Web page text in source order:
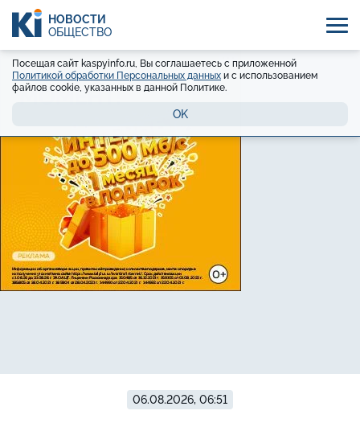
НОВОСТИ
ОБЩЕСТВО
Посещая сайт kaspyinfo.ru, Вы соглашаетесь с приложенной
Политикой обработки Персональных данных и с использованием
файлов cookie, указанных в данной Политике.
OK
06.08.2026, 06:51